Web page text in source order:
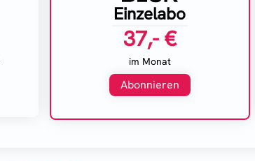
Einzelabo
37,- €
im Monat
Abonnieren